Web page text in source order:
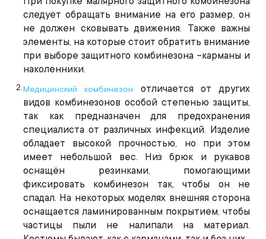
следует обращать внимание на его размер, он
не должен сковывать движения. Также важны
элементы, на которые стоит обратить внимание
при выборе защитного комбинезона –карманы и
наколенники.
Медицинский комбинезон
отличается от других
видов комбинезонов особой степенью защиты,
так как предназначен для предохранения
специалиста от различных инфекций. Изделие
обладает высокой прочностью, но при этом
имеет небольшой вес. Низ брюк и рукавов
оснащён резинками, помогающими
фиксировать комбинезон так, чтобы он не
спадал. На некоторых моделях внешняя сторона
оснащается ламинированным покрытием, чтобы
частицы пыли не налипали на материал.